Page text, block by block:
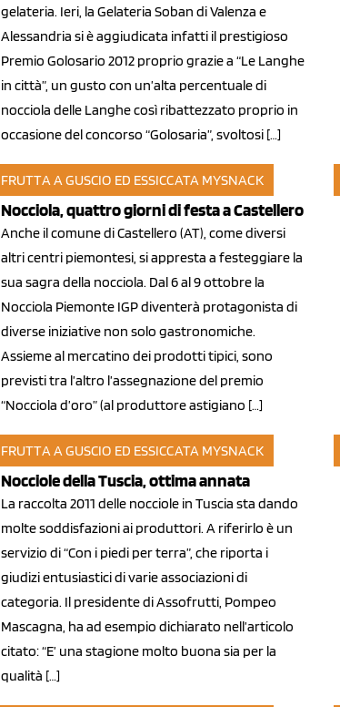
gelateria. Ieri, la Gelateria Soban di Valenza e
Alessandria si è aggiudicata infatti il prestigioso
Premio Golosario 2012 proprio grazie a “Le Langhe
in città”, un gusto con un’alta percentuale di
nocciola delle Langhe così ribattezzato proprio in
occasione del concorso “Golosaria”, svoltosi […]
FRUTTA A GUSCIO ED ESSICCATA MYSNACK
27 set 2011
Nocciola, quattro giorni di festa a Castellero
Anche il comune di Castellero (AT), come diversi
altri centri piemontesi, si appresta a festeggiare la
sua sagra della nocciola. Dal 6 al 9 ottobre la
Nocciola Piemonte IGP diventerà protagonista di
diverse iniziative non solo gastronomiche.
Assieme al mercatino dei prodotti tipici, sono
previsti tra l’altro l’assegnazione del premio
“Nocciola d’oro” (al produttore astigiano […]
FRUTTA A GUSCIO ED ESSICCATA MYSNACK
23 set 2011
Nocciole della Tuscia, ottima annata
La raccolta 2011 delle nocciole in Tuscia sta dando
molte soddisfazioni ai produttori. A riferirlo è un
servizio di “Con i piedi per terra”, che riporta i
giudizi entusiastici di varie associazioni di
categoria. Il presidente di Assofrutti, Pompeo
Mascagna, ha ad esempio dichiarato nell’articolo
citato: “E’ una stagione molto buona sia per la
qualità […]